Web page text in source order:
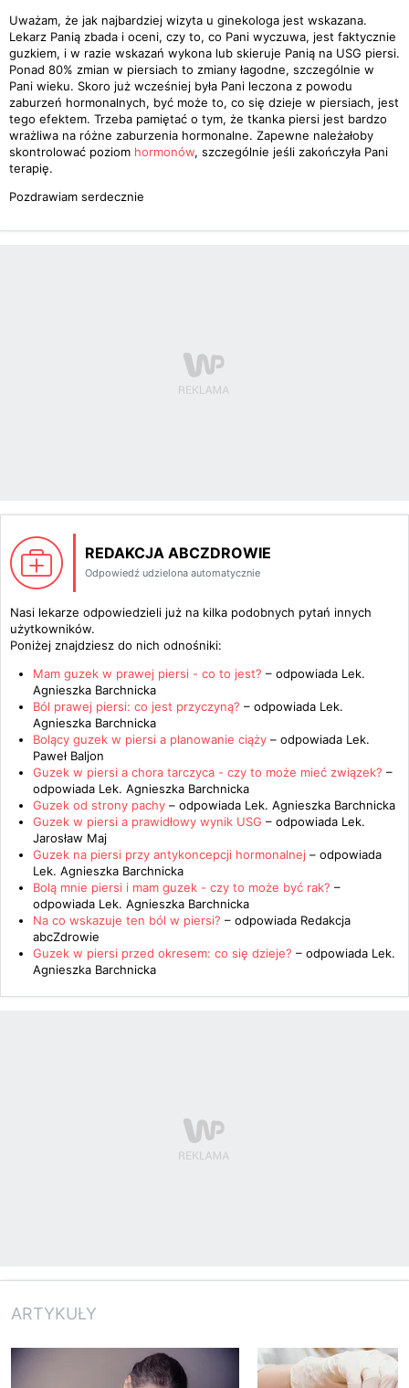
Uważam, że jak najbardziej wizyta u ginekologa jest wskazana.
Lekarz Panią zbada i oceni, czy to, co Pani wyczuwa, jest faktycznie
guzkiem, i w razie wskazań wykona lub skieruje Panią na USG piersi.
Ponad 80% zmian w piersiach to zmiany łagodne, szczególnie w
Pani wieku. Skoro już wcześniej była Pani leczona z powodu
zaburzeń hormonalnych, być może to, co się dzieje w piersiach, jest
tego efektem. Trzeba pamiętać o tym, że tkanka piersi jest bardzo
wrażliwa na różne zaburzenia hormonalne. Zapewne należałoby
skontrolować poziom hormonów, szczególnie jeśli zakończyła Pani
terapię.
Pozdrawiam serdecznie
REDAKCJA ABCZDROWIE
Odpowiedź udzielona automatycznie
Nasi lekarze odpowiedzieli już na kilka podobnych pytań innych
użytkowników.
Poniżej znajdziesz do nich odnośniki:
Mam guzek w prawej piersi - co to jest? – odpowiada Lek.
Agnieszka Barchnicka
Ból prawej piersi: co jest przyczyną? – odpowiada Lek.
Agnieszka Barchnicka
Bolący guzek w piersi a planowanie ciąży – odpowiada Lek.
Paweł Baljon
Guzek w piersi a chora tarczyca - czy to może mieć związek? –
odpowiada Lek. Agnieszka Barchnicka
Guzek od strony pachy – odpowiada Lek. Agnieszka Barchnicka
Guzek w piersi a prawidłowy wynik USG – odpowiada Lek.
Jarosław Maj
Guzek na piersi przy antykoncepcji hormonalnej – odpowiada
Lek. Agnieszka Barchnicka
Bolą mnie piersi i mam guzek - czy to może być rak? –
odpowiada Lek. Agnieszka Barchnicka
Na co wskazuje ten ból w piersi? – odpowiada Redakcja
abcZdrowie
Guzek w piersi przed okresem: co się dzieje? – odpowiada Lek.
Agnieszka Barchnicka
ARTYKUŁY